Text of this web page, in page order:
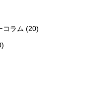
コラム (20)